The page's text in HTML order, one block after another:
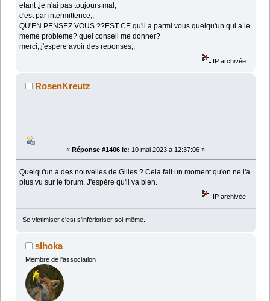
etant ,je n'ai pas toujours mal,
c'est par intermittence,,
QU'EN PENSEZ VOUS ??EST CE qu'il a parmi vous quelqu'un qui a le
meme probleme? quel conseil me donner?
merci,,j'espere avoir des reponses,,
IP archivée
RosenKreutz
« Réponse #1406 le: 10 mai 2023 à 12:37:06 »
Quelqu'un a des nouvelles de Gilles ? Cela fait un moment qu'on ne l'a
plus vu sur le forum. J'espère qu'il va bien.
IP archivée
Se victimiser c'est s'inférioriser soi-même.
slhoka
Membre de l'association